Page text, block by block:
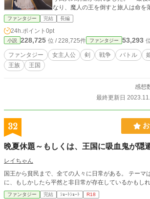
なり、魔人の王を倒すと旅人は命を
旅人は四人の騎士達と誓いを立てること
を照らし続ける事を旅人は約束しました。 騎士達
方角を向いて、大地を守る事を約束
ファンタジー 完結 長編
24h.ポイント 0pt
小説 228,725 位 / 228,725件 ファンタジー 53,293
ファンタジー 女主人公 剣 戦争 バトル
王族
王国
感想
最終更新日
32
晩夏休題～もしくは、王国に吸血鬼が隠
レイちゃん
国王から貧民まで、全ての人々に日常がある。 テーマ
に、もしかしたら平然と非日常が存在しているかもしれ
ファンタジー 完結 ｼｮｰﾄｼｮｰﾄ R18